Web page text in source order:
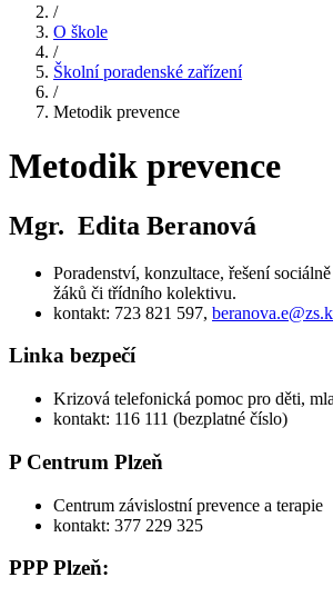
/
O škole
/
Školní poradenské zařízení
/
Metodik prevence
Metodik prevence
Mgr. Edita Beranová
Poradenství, konzultace, řešení
žáků či třídního kolektivu.
kontakt: 723 821 597,
Linka bezpečí
Krizová telefonická pomoc pro děti,
kontakt: 116 111 (bezplatné číslo)
P Centrum Plzeň
Centrum závislostní prevence a terapie
kontakt: 377 229 325
PPP Plzeň: